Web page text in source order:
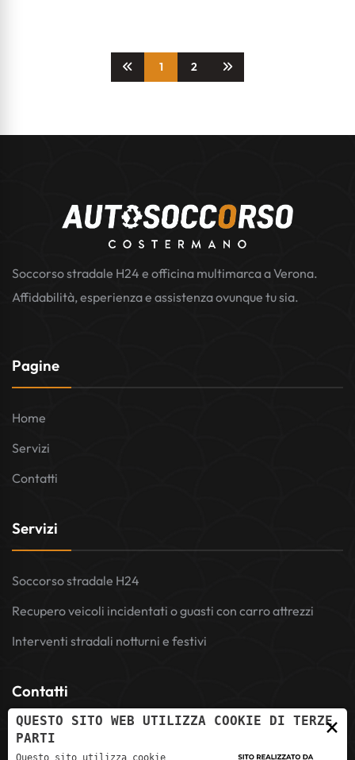
1 2
Soccorso stradale H24 e officina multimarca a Verona.
Affidabilità, esperienza e assistenza ovunque tu sia.
Pagine
Home
Servizi
Contatti
Servizi
Soccorso stradale H24
Recupero veicoli incidentati o guasti con carro attrezzi
Interventi stradali notturni e festivi
Contatti
info@autosoccorsocostermano.it
×
QUESTO SITO WEB UTILIZZA COOKIE DI TERZE
PARTI
Questo sito utilizza cookie